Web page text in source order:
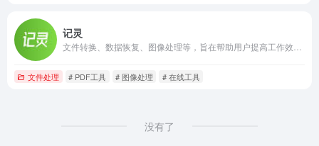
记灵
文件处理 # PDF工具 # 图像处理 # 在线工具
没有了